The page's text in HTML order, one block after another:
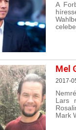
A
Mel
2017-
Lars
Mark